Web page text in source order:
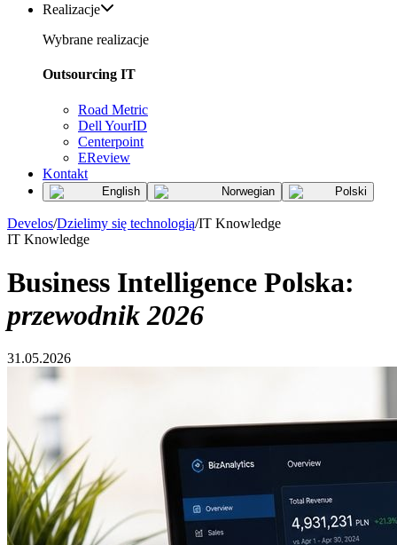
Realizacje
Wybrane realizacje
Outsourcing IT
Road Metric
Dell YourID
Centerpoint
EReview
Kontakt
English Norwegian Polski
Develos/Dzielimy się technologią/IT Knowledge
IT Knowledge
Business Intelligence Polska:
przewodnik 2026
31.05.2026